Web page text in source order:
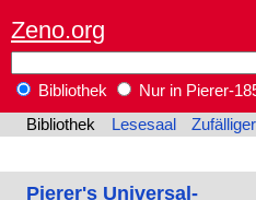
Zeno.org
Bibliothek
Nur in Pierer-
Bibliothek
Lesesaal
Pierer's Universal-